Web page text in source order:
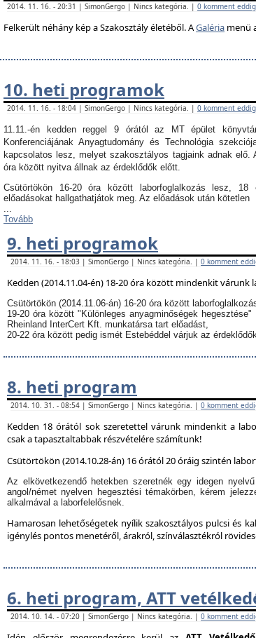
2014. 11. 16. - 20:31 | SimonGergo | Nincs kategória. | 0 komment eddig
Felkerült néhány kép a Szakosztály életéből. AGaléria menü
10. heti programok
2014. 11. 16. - 18:04 | SimonGergo | Nincs kategória. | 0 komment eddig
11.11.-én kedden reggel 9 órától az MT épület
Konferenciájának Anyagtudomány és Technológia
kapcsolatos lesz, melyet szakosztályos tagjaink adnak
óra között nyitva állnak az érdeklődők előtt.
Csütörtökön 16-20 óra között laborfoglalkozás lesz,
előadásokat hallgathatjátok meg. Az előadások után kötetlen
...
Tovább
9. heti programok
2014. 11. 16. - 18:03 | SimonGergo | Nincs kategória. | 0 komment
Kedden (2014.11.04-én) 18-20 óra között mindenkit várunk
Csütörtökön (2014.11.06-án) 16-20 óra között
19-20 óra között "Különleges anyagminőségek
Rheinland InterCert Kft. munkatársa tart előadást,
20-22 óra között pedig ismét Estebéddel várjuk az
8. heti program
2014. 10. 31. - 08:54 | SimonGergo | Nincs kategória. | 0 komment
Kedden 18 órától sok szeretettel várunk mindenkit a
csak a tapasztaltabbak részvételére számítunk!
Csütörtökön (2014.10.28-án) 16 órától 20 óráig szintén
Az elkövetkezendő hetekben szeretnék egy idegen
angol/német nyelven hegesztési témakörben, kérem
alkalmával a laborfelelősnek.
Hamarosan lehetőségetek nyílik szakosztályos pulcsi és
igénylés pontos menetéről, árakról, színválasztékról
6. heti program, ATT
2014. 10. 14. - 07:20 | SimonGergo | Nincs kategória. | 0 komment